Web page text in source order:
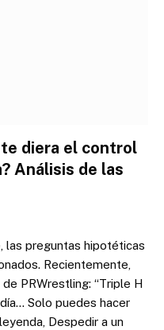
diera el control
Análisis de las
las preguntas hipotéticas
Recientemente,
PRWrestling: “Triple H
Solo puedes hacer
Despedir a un